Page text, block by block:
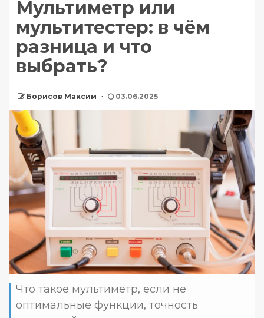
Мультиметр или
мультитестер: в чём
разница и что
выбрать?
Борисов Максим 03.06.2025
Что такое мультиметр, если не
оптимальные функции, точность